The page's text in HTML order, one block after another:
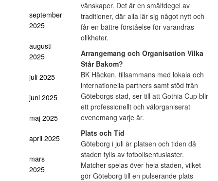
september
2025
augusti
2025
juli 2025
juni 2025
maj 2025
april 2025
mars
2025
vänskaper. Det är en smältdegel av
traditioner, där alla lär sig något nytt och
får en bättre förståelse för varandras
olikheter.
Arrangemang och Organisation Vilka
Står Bakom?
BK Häcken, tillsammans med lokala och
internationella partners samt stöd från
Göteborgs stad, ser till att Gothia Cup blir
ett professionellt och välorganiserat
evenemang varje år.
Plats och Tid
Göteborg i juli är platsen och tiden då
staden fylls av fotbollsentusiaster.
Matcher spelas över hela staden, vilket
gör Göteborg till en pulserande plats